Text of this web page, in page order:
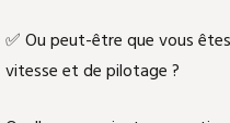
✅ Ou peut-être que vous
vitesse et de pilotage ?